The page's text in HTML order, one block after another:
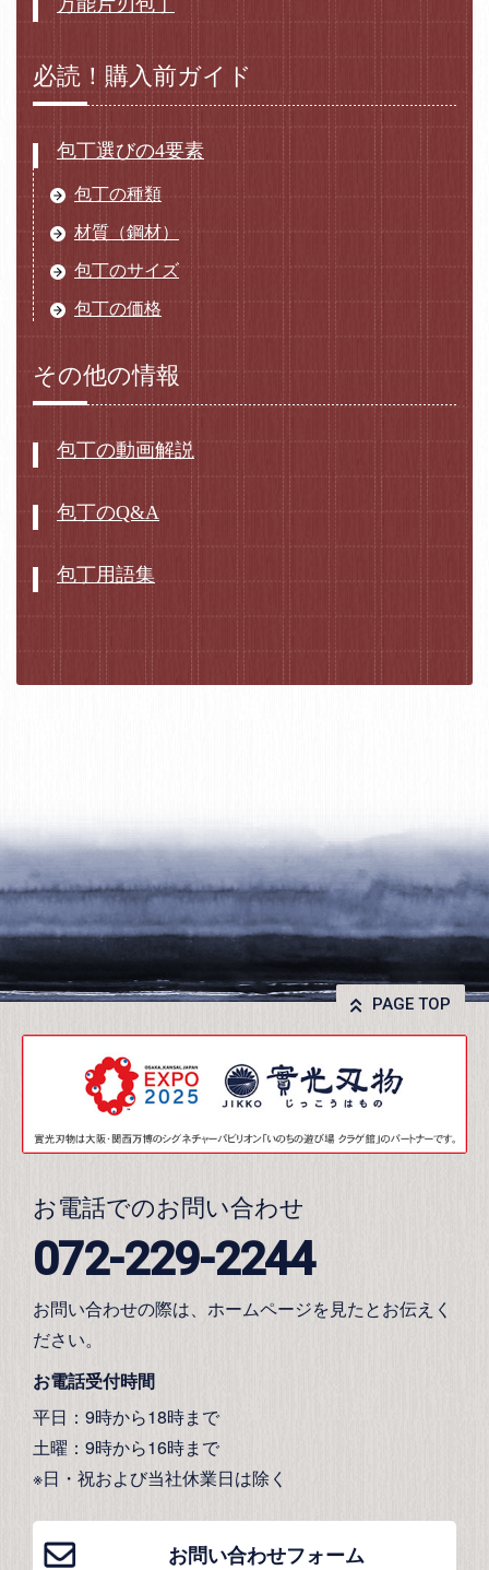
万能片刃包丁
必読！購入前ガイド
包丁選びの4要素
包丁の種類
材質（鋼材）
包丁のサイズ
包丁の価格
その他の情報
包丁の動画解説
包丁のQ&A
包丁用語集
PAGE TOP
お電話でのお問い合わせ
072-229-2244
お問い合わせの際は、ホームページを見たとお伝えく
ださい。
お電話受付時間
平日：9時から18時まで
土曜：9時から16時まで
※日・祝および当社休業日は除く
お問い合わせフォーム